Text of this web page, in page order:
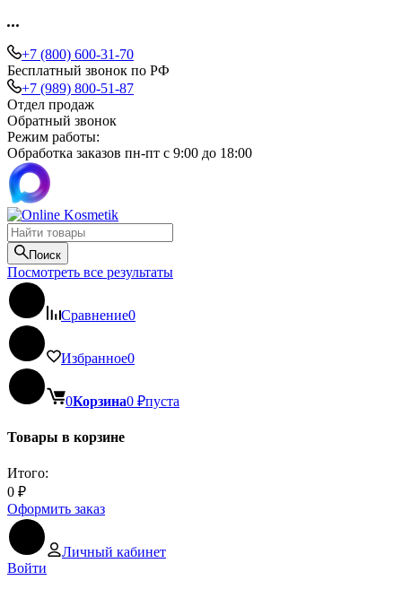
+7 (800) 600-31-70
Бесплатный звонок по РФ
+7 (989) 800-51-87
Отдел продаж
Обратный звонок
Режим работы:
Обработка заказов пн-пт с 9:00 до 18:00
Поиск
Посмотреть все результаты
Сравнение0
Избранное0
0Корзина0 ₽пуста
Товары в корзине
Итого:
0 ₽
Оформить заказ
Личный кабинет
Войти